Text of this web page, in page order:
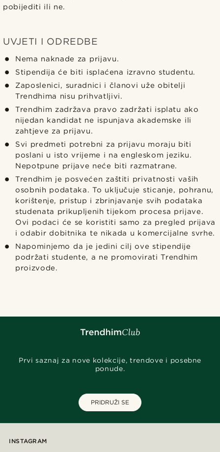
pobijediti ili ne.
UVJETI I ODREDBE
Nema naknade za prijavu.
Stipendija će biti isplaćena izravno studentu.
Zaposlenici, suradnici i članovi uže obitelji
Trendhima nisu prihvatljivi.
Trendhim zadržava pravo zadržati isplatu ako
nijedan kandidat ne ispunjava akademske ili
zahtjeve za prijavu.
Svi predmeti potrebni za prijavu moraju biti
poslani u isto vrijeme i na engleskom jeziku.
Nepotpune prijave neće biti razmatrane.
Trendhim je posvećen zaštiti privatnosti vaših
osobnih podataka. To uključuje sticanje, pohranu,
korištenje, pristup i zbrinjavanje svih podataka
studenata prikupljenih tijekom procesa prijave.
Ovi podaci će se koristiti samo za pregled prijava
i odabir dobitnika te nikada u komercijalne svrhe.
Napominjemo da je jedini cilj ove stipendije
podržati studente, a ne promovirati Trendhim
proizvode.
Prvi saznaj za nove kolekcije, trendove i posebne
ponude.
PRIDRUŽI SE
INSTAGRAM